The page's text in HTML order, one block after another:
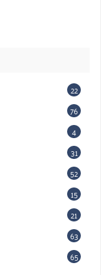
22
76
4
31
52
15
21
63
65